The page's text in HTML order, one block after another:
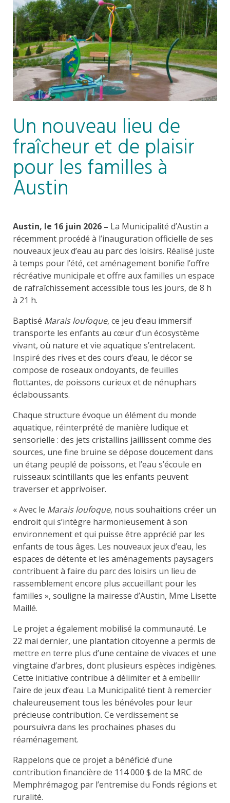
Un nouveau lieu de
fraîcheur et de plaisir
pour les familles à
Austin
Austin, le 16 juin 2026 – La Municipalité d’Austin a
récemment procédé à l’inauguration officielle de ses
nouveaux jeux d’eau au parc des loisirs. Réalisé juste
à temps pour l’été, cet aménagement bonifie l’offre
récréative municipale et offre aux familles un espace
de rafraîchissement accessible tous les jours, de 8 h
à 21 h.
Baptisé Marais loufoque, ce jeu d’eau immersif
transporte les enfants au cœur d’un écosystème
vivant, où nature et vie aquatique s’entrelacent.
Inspiré des rives et des cours d’eau, le décor se
compose de roseaux ondoyants, de feuilles
flottantes, de poissons curieux et de nénuphars
éclaboussants.
Chaque structure évoque un élément du monde
aquatique, réinterprété de manière ludique et
sensorielle : des jets cristallins jaillissent comme des
sources, une fine bruine se dépose doucement dans
un étang peuplé de poissons, et l’eau s’écoule en
ruisseaux scintillants que les enfants peuvent
traverser et apprivoiser.
« Avec le Marais loufoque, nous souhaitions créer un
endroit qui s’intègre harmonieusement à son
environnement et qui puisse être apprécié par les
enfants de tous âges. Les nouveaux jeux d’eau, les
espaces de détente et les aménagements paysagers
contribuent à faire du parc des loisirs un lieu de
rassemblement encore plus accueillant pour les
familles », souligne la mairesse d’Austin, Mme Lisette
Maillé.
Le projet a également mobilisé la communauté. Le
22 mai dernier, une plantation citoyenne a permis de
mettre en terre plus d’une centaine de vivaces et une
vingtaine d’arbres, dont plusieurs espèces indigènes.
Cette initiative contribue à délimiter et à embellir
l’aire de jeux d’eau. La Municipalité tient à remercier
chaleureusement tous les bénévoles pour leur
précieuse contribution. Ce verdissement se
poursuivra dans les prochaines phases du
réaménagement.
Rappelons que ce projet a bénéficié d’une
contribution financière de 114 000 $ de la MRC de
Memphrémagog par l’entremise du Fonds régions et
ruralité.